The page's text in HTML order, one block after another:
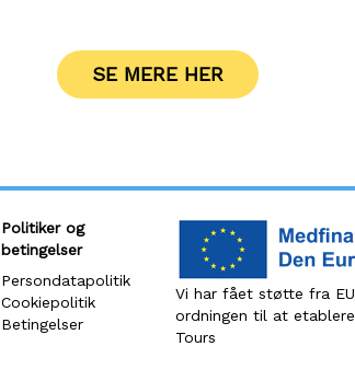
SE MERE HER
Politiker og
betingelser
Persondatapolitik
Cookiepolitik
Betingelser
Vi har fået støtte fra
ordningen til at
Tours